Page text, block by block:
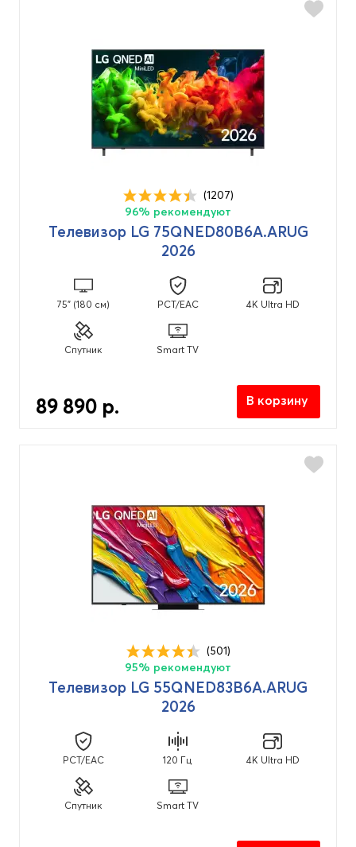
Операционная система
webOS
webOS 2026
(1207)
96% рекомендуют
Телевизор LG 75QNED80B6A.ARUG
2026
75" (180 см) PCT/EAC 4K Ultra HD
Спутник Smart TV
89 890 р. В корзину
(501)
95% рекомендуют
Телевизор LG 55QNED83B6A.ARUG
2026
PCT/EAC 120 Гц 4K Ultra HD
Спутник Smart TV